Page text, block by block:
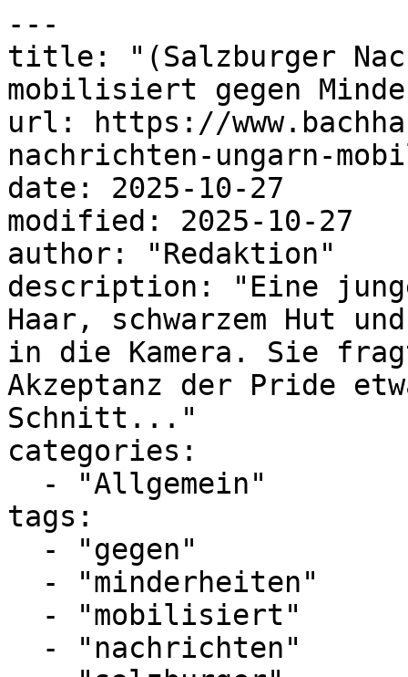
---
title: "(Salzburger
mobilisiert gegen
url: https://
nachrichten-ungarn-
date: 2025-10-27
modified: 2025-10-27
author: "Redaktion"
description: "Eine
Haar, schwarzem Hut
in die Kamera. Sie
Akzeptanz der Pride
Schnitt..."
categories:
tags: